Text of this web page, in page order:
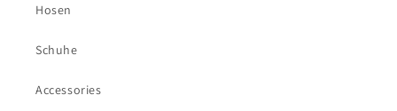
Hosen
Schuhe
Accessories